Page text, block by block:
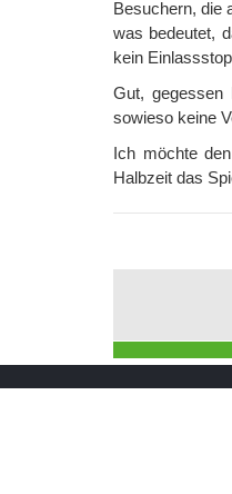
Besuchern, die
was bedeutet,
kein
Gut, gegessen
sowieso keine
Ich möchte
Halbzeit das